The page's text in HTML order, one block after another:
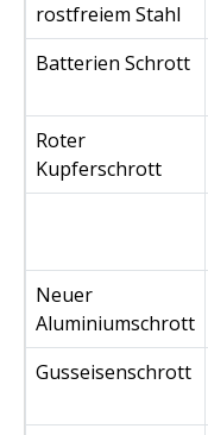
rostfreiem Stahl
Batterien Schrott
Roter
Kupferschrott
Neuer
Aluminiumschrott
Gusseisenschrott